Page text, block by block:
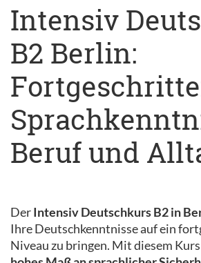
Intensiv
B2 Berlin:
Beruf und
DerIntensiv Deutschkurs B2 in
Ihre Deutschkenntnisse auf ein
Niveau zu bringen. Mit diesem